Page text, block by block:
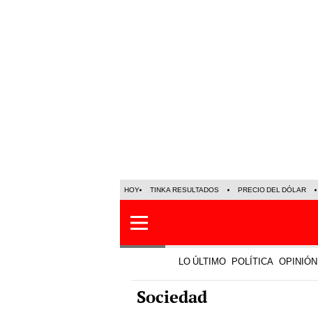
PRECIO DEL DÓLAR
LO ÚLTIMO POLÍTICA OPINIÓN
Sociedad